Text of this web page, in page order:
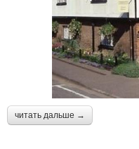
читать дальше →